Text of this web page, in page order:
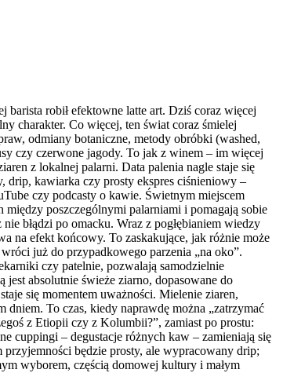
barista robił efektowne latte art. Dziś coraz więcej
charakter. Co więcej, ten świat coraz śmielej
odmiany botaniczne, metody obróbki (washed,
czy czerwone jagody. To jak z winem – im więcej
z lokalnej palarni. Data palenia nagle staje się
drip, kawiarka czy prosty ekspres ciśnieniowy –
czy podcasty o kawie. Świetnym miejscem
poszczególnymi palarniami i pomagają sobie
błądzi po omacku. Wraz z pogłębianiem wiedzy
na efekt końcowy. To zaskakujące, jak różnie może
już do przypadkowego parzenia „na oko”.
czy patelnie, pozwalają samodzielnie
absolutnie świeże ziarno, dopasowane do
się momentem uważności. Mielenie ziaren,
To czas, kiedy naprawdę można „zatrzymać
z Etiopii czy z Kolumbii?”, zamiast po prostu:
cuppingi – degustacje różnych kaw – zamieniają się
będzie prosty, ale wypracowany drip;
wyborem, częścią domowej kultury i małym